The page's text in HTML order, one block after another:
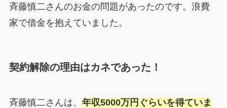
斉藤慎二さんのお金の問題があったのです。浪費
家で借金を抱えていました。
契約解除の理由はカネであった！
斉藤慎二さんは、 年収5000万円ぐらいを得ていま